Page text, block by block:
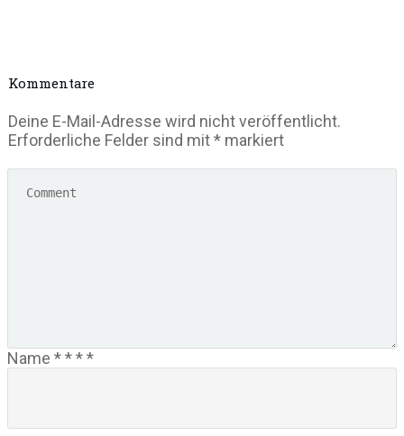
Kommentare
Deine E-Mail-Adresse wird nicht veröffentlicht.
Erforderliche Felder sind mit* markiert
Name ****